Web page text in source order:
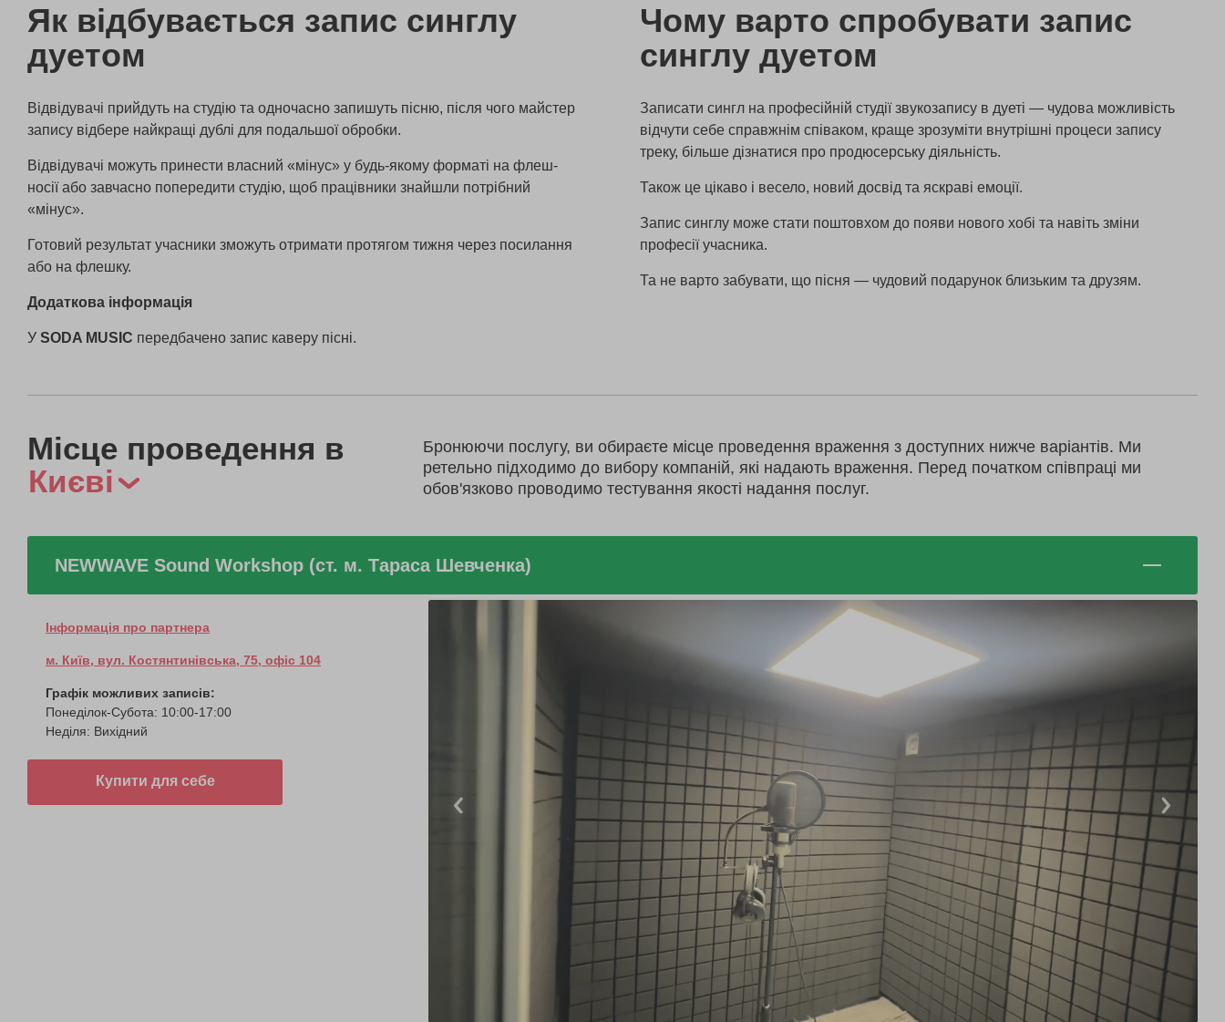
Як відбувається запис синглу
дуетом
Відвідувачі прийдуть на студію та одночасно запишуть пісню, після чого майстер
запису відбере найкращі дублі для подальшої обробки.
Відвідувачі можуть принести власний «мінус» у будь-якому форматі на флеш-
носії або завчасно попередити студію, щоб працівники знайшли потрібний
«мінус».
Готовий результат учасники зможуть отримати протягом тижня через посилання
або на флешку.
Додаткова інформація
У SODA MUSIC передбачено запис каверу пісні.
Чому варто спробувати запис
синглу дуетом
Записати сингл на професійній студії звукозапису в дуеті — чудова можливість
відчути себе справжнім співаком, краще зрозуміти внутрішні процеси запису
треку, більше дізнатися про продюсерську діяльність.
Також це цікаво і весело, новий досвід та яскраві емоції.
Запис синглу може стати поштовхом до появи нового хобі та навіть зміни
професії учасника.
Та не варто забувати, що пісня — чудовий подарунок близьким та друзям.
Місце проведення в
Києві
Бронюючи послугу, ви обираєте місце проведення враження з доступних нижче варіантів. Ми
ретельно підходимо до вибору компаній, які надають враження. Перед початком співпраці ми
обов'язково проводимо тестування якості надання послуг.
NEWWAVE Sound Workshop (ст. м. Тараса Шевченка)
Інформація про партнера
м. Київ, вул. Костянтинівська, 75, офіс 104
Графік можливих записів:
Понеділок-Субота: 10:00-17:00
Неділя: Вихідний
Купити для себе